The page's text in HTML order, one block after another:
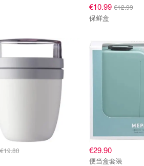
€10.99 €12.99
保鲜盒
€19.80 €29.90
便当盒套装